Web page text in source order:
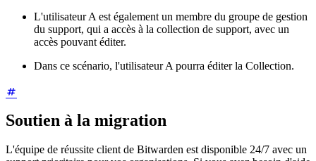
L'utilisateur A est également un membre du groupe de gestion
du support, qui a accès à la collection de support, avec un
accès pouvant éditer.
Dans ce scénario, l'utilisateur A pourra éditer la Collection.
Soutien à la migration
L'équipe de réussite client de Bitwarden est disponible 24/7 avec un